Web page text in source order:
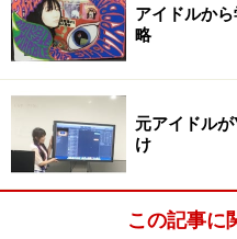
アイドルか
略
元アイドル
け
この記事に